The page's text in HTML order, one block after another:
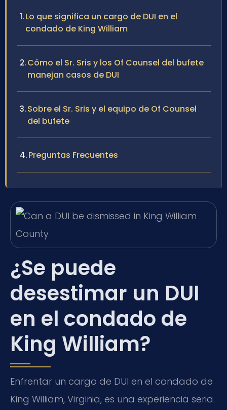
Lo que significa un cargo de DUI en el
condado de King William
Cómo el Sr. Sris y los Of Counsel del bufete
manejan casos de DUI
Sobre el Sr. Sris y el equipo de Of Counsel
del bufete
Preguntas Frecuentes
¿Se puede
desestimar un DUI
en el condado de
King William?
Enfrentar un cargo de DUI en el condado de
King William, Virginia, es una experiencia seria.